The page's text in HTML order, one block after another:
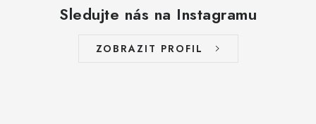
Sledujte nás na Instagramu
ZOBRAZIT PROFIL